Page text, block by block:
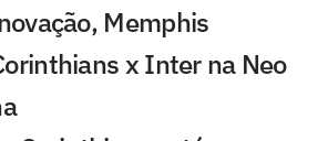
Memphis
x Inter na Neo